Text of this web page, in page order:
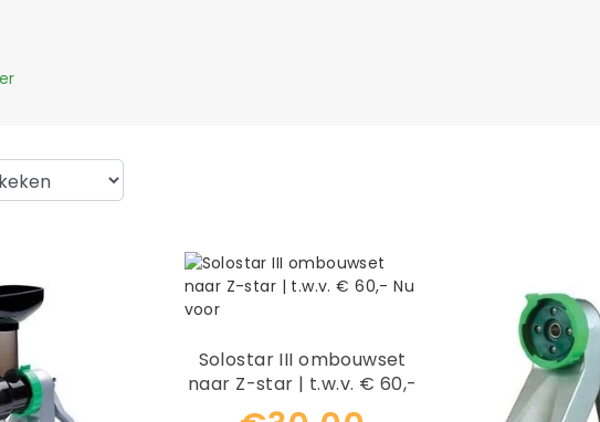
Solostar III ombouwset
naar Z-star | t.w.v. € 60,-
Nu voor